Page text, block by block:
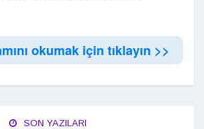
okumak için tıklayın >>
SON YAZILARI